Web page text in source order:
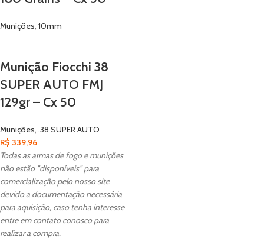
Munições 10mm
Munição Fiocchi 38
SUPER AUTO FMJ
129gr – Cx 50
Munições .38 SUPER AUTO
R$ 339,96
Todas as armas de fogo e munições
não estão "disponíveis" para
comercialização pelo nosso site
devido a documentação necessária
para aquisição, caso tenha interesse
entre em contato conosco para
realizar a compra.